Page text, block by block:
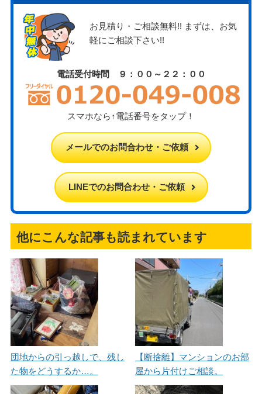
お見積り・ご相談無料!! まずは、お気
軽にご相談下さい!!
電話受付時間 ９：００～２２：００
スマホなら↑電話番号をタップ！
メールでのお問合わせ・ご依頼
LINEでのお問合わせ・ご依頼
他にこんな記事も読まれています
団地からの引っ越しで、残し
た物をどうするか…。
【断捨離】マンションのお部
屋から片付けご相談。